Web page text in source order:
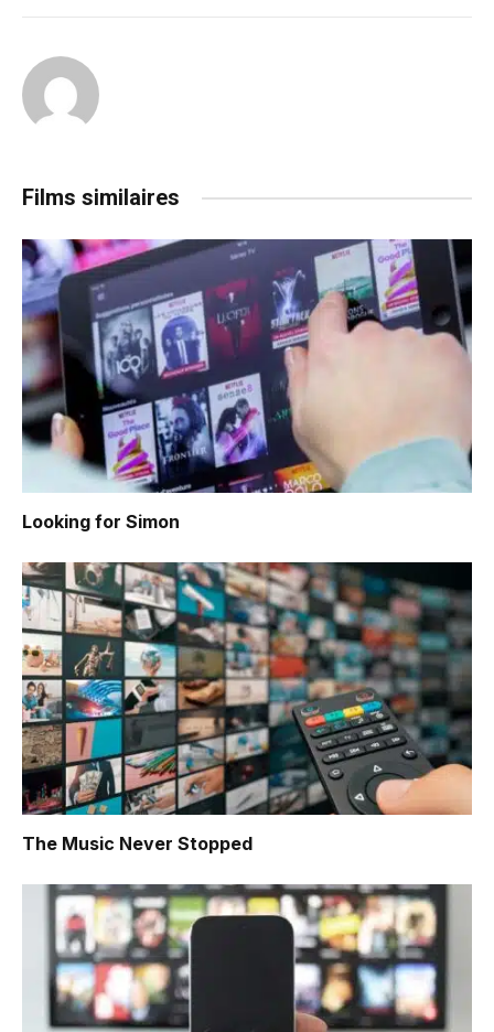
Films similaires
Looking for Simon
The Music Never Stopped